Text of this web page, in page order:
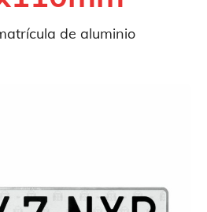
de aluminio